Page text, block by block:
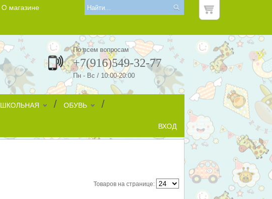
О магазине
По всем вопросам
+7(916)549-32-77
Пн - Вс / 10:00-20:00
ШКОЛЬНАЯ / ОБУВЬ /
ВХОД
Товаров на странице: